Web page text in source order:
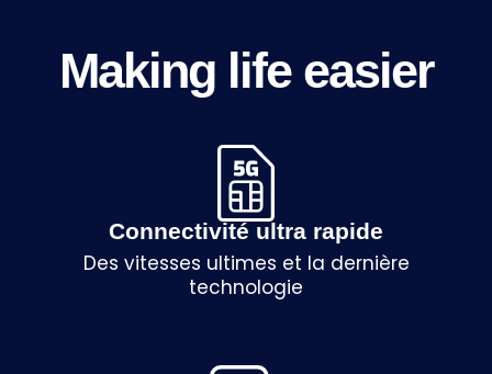
Making life easier
Connectivité ultra rapide
Des vitesses ultimes et la dernière
technologie